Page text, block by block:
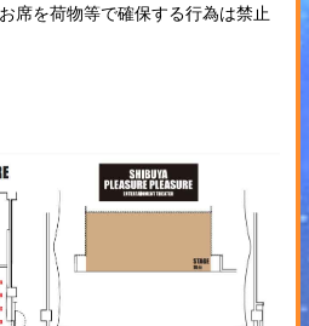
席を荷物等で確保する行為は禁止